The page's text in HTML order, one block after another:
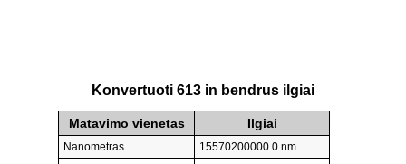
Konvertuoti 613 in bendrus ilgiai
Matavimo vienetas Ilgiai
Nanometras
15570200000.0 nm